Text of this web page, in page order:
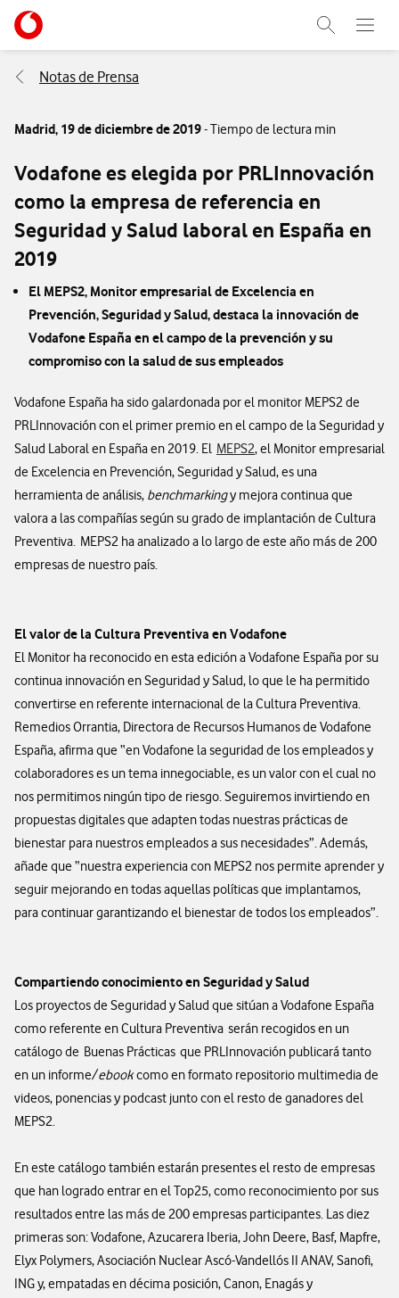
Ir a la pagina principal de vodafone.es
Abrir
Menu
Abre
Notas de Prensa
Madrid, 19 de diciembre de 2019- Tiempo de lectura min
Vodafone es elegida por PRLInnovación
como la empresa de referencia en
Seguridad y Salud laboral en España en
2019
El MEPS2, Monitor empresarial de Excelencia en
Prevención, Seguridad y Salud, destaca la innovación de
Vodafone España en el campo de la prevención y su
compromiso con la salud de sus empleados
Vodafone España ha sido galardonada por el monitor MEPS2 de
PRLInnovación con el primer premio en el campo de la Seguridad y
Salud Laboral en España en 2019. El MEPS2, el Monitor empresarial
de Excelencia en Prevención, Seguridad y Salud, es una
herramienta de análisis, benchmarkingy mejora continua que
valora a las compañías según su grado de implantación de Cultura
Preventiva. MEPS2 ha analizado a lo largo de este año más de 200
empresas de nuestro país.
El valor de la Cultura Preventiva en Vodafone
El Monitor ha reconocido en esta edición a Vodafone España por su
continua innovación en Seguridad y Salud, lo que le ha permitido
convertirse en referente internacional de la Cultura Preventiva.
Remedios Orrantia, Directora de Recursos Humanos de Vodafone
España, afirma que “en Vodafone la seguridad de los empleados y
colaboradores es un tema innegociable, es un valor con el cual no
nos permitimos ningún tipo de riesgo. Seguiremos invirtiendo en
propuestas digitales que adapten todas nuestras prácticas de
bienestar para nuestros empleados a sus necesidades”. Además,
añade que “nuestra experiencia con MEPS2 nos permite aprender y
seguir mejorando en todas aquellas políticas que implantamos,
para continuar garantizando el bienestar de todos los empleados”.
Compartiendo conocimiento en Seguridad y Salud
Los proyectos de Seguridad y Salud que sitúan a Vodafone España
como referente en Cultura Preventiva serán recogidos en un
catálogo de Buenas Prácticas que PRLInnovación publicará tanto
en un informe/ebookcomo en formato repositorio multimedia de
videos, ponencias y podcast junto con el resto de ganadores del
MEPS2.
En este catálogo también estarán presentes el resto de empresas
que han logrado entrar en el Top25, como reconocimiento por sus
resultados entre las más de 200 empresas participantes. Las diez
primeras son: Vodafone, Azucarera Iberia, John Deere, Basf, Mapfre,
Elyx Polymers, Asociación Nuclear Ascó-Vandellós II ANAV, Sanofi,
ING y, empatadas en décima posición, Canon, Enagás y